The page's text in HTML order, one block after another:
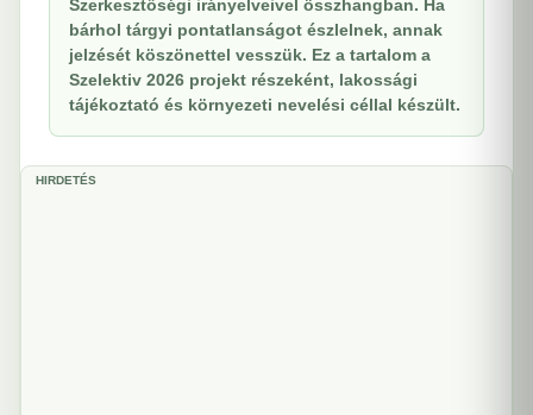
Szerkesztőségi irányelveivel összhangban. Ha
bárhol tárgyi pontatlanságot észlelnek, annak
jelzését köszönettel vesszük. Ez a tartalom a
Szelektiv 2026 projekt részeként, lakossági
tájékoztató és környezeti nevelési céllal készült.
HIRDETÉS